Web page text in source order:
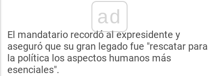
ad
El mandatario recordó al expresidente y
aseguró que su gran legado fue "rescatar para
la política los aspectos humanos más
esenciales".